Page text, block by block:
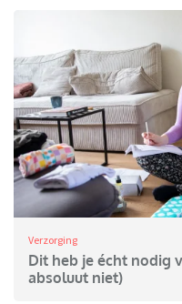
Verzorging
Dit heb je écht nodig
absoluut niet)